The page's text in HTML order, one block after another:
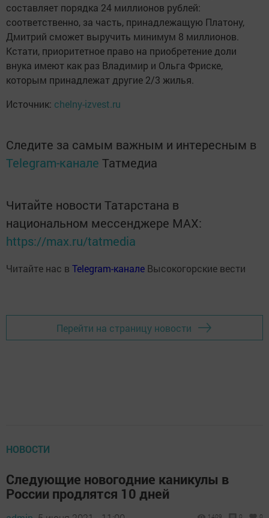
составляет порядка 24 миллионов рублей:
соответственно, за часть, принадлежащую Платону,
Дмитрий сможет выручить минимум 8 миллионов.
Кстати, приоритетное право на приобретение доли
внука имеют как раз Владимир и Ольга Фриске,
которым принадлежат другие 2/3 жилья.
Источник: chelny-izvest.ru
Следите за самым важным и интересным в
Telegram-канале Татмедиа
Читайте новости Татарстана в
национальном мессенджере MАХ:
https://max.ru/tatmedia
Читайте нас в Telegram-канале Высокогорские вести
Перейти на страницу новости
НОВОСТИ
Следующие новогодние каникулы в
России продлятся 10 дней